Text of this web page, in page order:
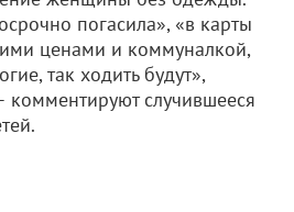
погасила», «в карты
ценами и коммуналкой,
так ходить будут»,
случившееся